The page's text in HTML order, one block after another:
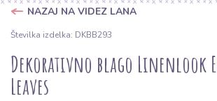
NAZAJ NA VIDEZ LANA
Številka izdelka: DKBB293
Dekorativno blago Linenlook
Leaves